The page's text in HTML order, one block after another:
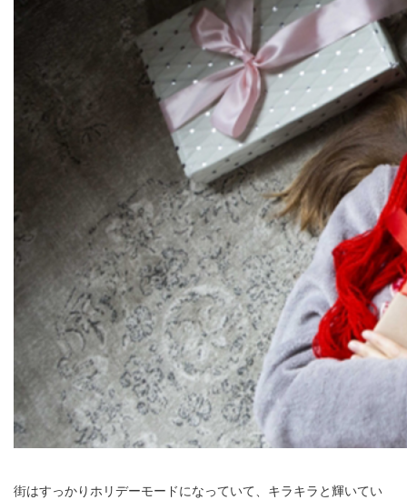
街はすっかりホリデーモードになっていて、キラキラと輝いてい